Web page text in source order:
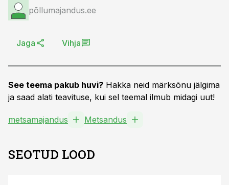
põllumajandus.ee
Jaga Vihja
See teema pakub huvi? Hakka neid märksõnu jälgima
ja saad alati teavituse, kui sel teemal ilmub midagi uut!
metsamajandus Metsandus
SEOTUD LOOD